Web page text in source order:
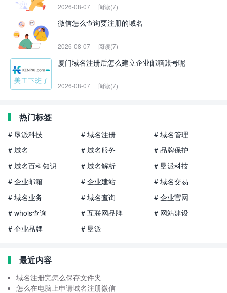
2026-08-07 阅读(7)
微信怎么查询要注册的域名
2026-08-07 阅读(7)
厦门域名注册后怎么建立企业邮箱账号呢
2026-08-07 阅读(7)
热门标签
# 垦派科技 # 域名注册
# 域名管理
# 域名
# 域名服务
# 品牌保护
# 域名百科知识
# 域名解析
# 垦派科技
# 企业邮箱
# 企业建站
# 域名交易
# 域名业务
# 域名查询
# 企业官网
# whois查询
# 互联网品牌
# 网站建设
# 企业品牌
# 垦派
最近内容
域名注册完怎么保存文件夹
怎么在电脑上申请域名注册微信